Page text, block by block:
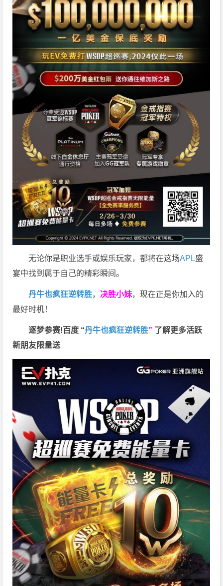
无论你是职业选手或娱乐玩家，都将在这场APL盛
宴中找到属于自己的精彩瞬间。
丹牛也疯狂逆转胜， 决胜小妹，现在正是你加入的
最好时机！
逐梦参赛!百度 “丹牛也疯狂逆转胜” 了解更多活跃
新朋友限量送